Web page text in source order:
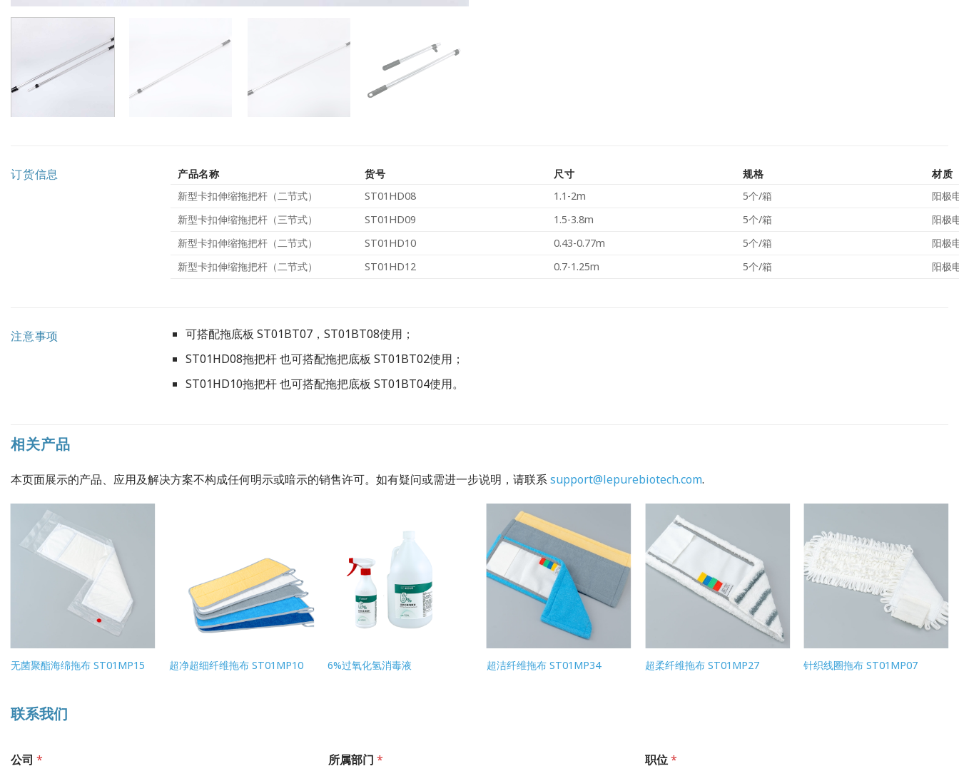
订货信息 产品名称 货号 尺寸 规格
材质
新型卡扣伸缩拖把杆（二节式）
ST01HD08 1.1-2m 5个/箱
阳极
新型卡扣伸缩拖把杆（三节式）
ST01HD09 1.5-3.8m 5个/箱
阳极
新型卡扣伸缩拖把杆（二节式）
ST01HD10 0.43-0.77m 5个/箱
阳极
新型卡扣伸缩拖把杆（二节式）
ST01HD12 0.7-1.25m 5个/箱 阳极
注意事项
可搭配拖底板 ST01BT07，ST01BT08使用；
ST01HD08拖把杆 也可搭配拖把底板 ST01BT02使用；
ST01HD10拖把杆 也可搭配拖把底板 ST01BT04使用。
相关产品
本页面展示的产品、应用及解决方案不构成任何明示或暗示的销售许可。如有疑问或需进一步说明，请联系support@lepurebiotech.com.
无菌聚酯海绵拖布 ST01MP15 超净超细纤维拖布 ST01MP10 6%过氧化氢消毒液 超洁纤维拖布 ST01MP34 超柔纤维拖布 ST01MP27 针织线圈拖布 ST01MP07
联系我们
公司 * 所属部门 * 职位*